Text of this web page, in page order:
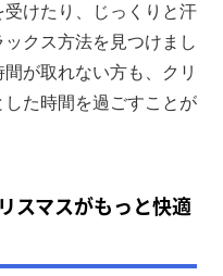
けたり、じっくりと汗
クス方法を見つけまし
が取れない方も、クリ
た時間を過ごすことが
スマスがもっと快適